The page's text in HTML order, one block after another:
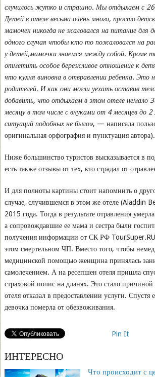
случилось жутко и страшно. Мы отдыхаем с
Детей в отеле весьма очень много, просто
мамочек никогда не жаловался на питание для
одного случая чтобы кто то пожаловался на
у детей,мамочки знаемся между собой. Кроме
отметить особое бережливое отношение к
что кухня виновна в отвравлении ребенка. Это
родителей. И как они могли уехать оставив
добавить, что отдыхаем в этом отеле немало
месяцу в том числе с внуками от 4 месяцев до 2
ситуаций подобных не было», — написала
оригинальная орфография и пунктуация автора).
Ниже большинство туристов высказывается в
есть также отзывы от тех, кто страдал от
И для полноты картины стоит напомнить о
случае, случившемся в этом же отеле (Aladdin
2015 года. Тогда в результате отравления
а сопровождавшие ее мама и сестра были
получения информации от СК РФ
этом смертельном ЧП. Вместо того, чтобы
медицинской помощью женщина принялась
самолечением. А на ресепшен отеля пришла
страховой полис на дланях. Это стало причиной
отеля отказал в предоставлении услуги. Спустя
девочка померла от обезвоживания.
Pin It
ИНТЕРЕСНО
Что происходит с